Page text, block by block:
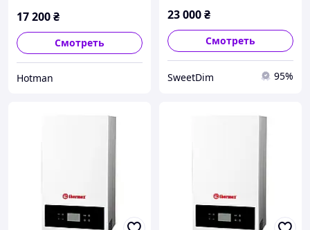
17 200₴
Смотреть
Hotman
23 000₴
Смотреть
SweetDim 95%